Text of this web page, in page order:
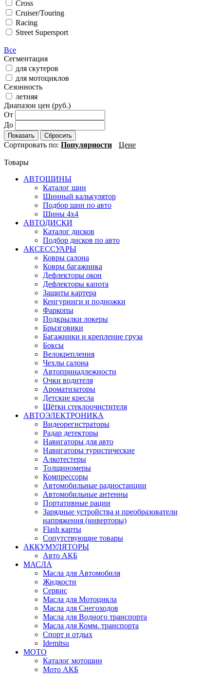
Cross
Cruiser/Touring
Racing
Street Supersport
Все
Сегментация
для скутеров
для мотоциклов
Сезонность
летняя
Диапазон цен (руб.)
От
До
Показать Сбросить
Сортировать по: Популярности Цене
Товары
АВТОШИНЫ
Каталог шин
Шинный калькулятор
Подбор шин по авто
Шины 4x4
АВТОДИСКИ
Каталог дисков
Подбор дисков по авто
АКСЕССУАРЫ
Ковры салона
Ковры багажника
Дефлекторы окон
Дефлекторы капота
Защиты картера
Кенгуринги и подножки
Фаркопы
Подкрылки локеры
Брызговики
Багажники и крепление груза
Боксы
Велокрепления
Чехлы салона
Автопринадлежности
Очки водителя
Ароматизаторы
Детские кресла
Щётки стеклоочистителя
АВТОЭЛЕКТРОНИКА
Видеорегистраторы
Радар детекторы
Навигаторы для авто
Навигаторы туристические
Алкотестеры
Толщиномеры
Компрессоры
Автомобильные радиостанции
Автомобильные антенны
Портативные рации
Зарядные устройства и преобразователи
напряжения (инверторы)
Flash карты
Сопутствующие товары
АККУМУЛЯТОРЫ
Авто АКБ
МАСЛА
Масла для Автомобиля
Жидкости
Сервис
Масла для Мотоцикла
Масла для Снегоходов
Масла для Водного транспорта
Масла для Комм. транспорта
Спорт и отдых
Idemitsu
МОТО
Каталог мотошин
Мото АКБ